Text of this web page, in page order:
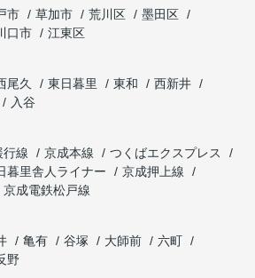
市 草加市 荒川区
墨田区
口市
江東区
尾久 東日暮里 東和
西新井
入谷
行線 京成本線
つくばエクスプレス
暮里舎人ライナー
京成押上線
京成電鉄松戸線
亀有 谷塚 大師前
六町
野